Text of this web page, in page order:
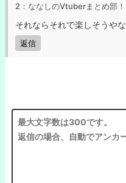
2：ななしのVtuberまとめ部！
それならそれで楽しそうやな
返信